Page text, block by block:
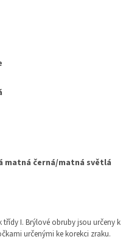
matná černá/matná světlá
I. Brýlové obruby jsou určeny k
určenými ke korekci zraku.